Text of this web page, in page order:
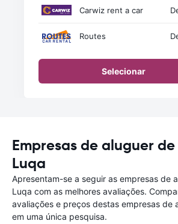
Carwiz rent a car
Routes
Selecionar
Empresas de aluguer
Luqa
Apresentam-se a seguir as empresas de
Luqa com as melhores avaliações.
avaliações e preços destas empresas de
em uma única pesquisa.